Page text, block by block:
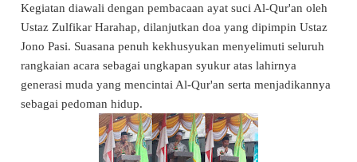
Kegiatan diawali dengan pembacaan ayat suci Al-Qur'an oleh
Ustaz Zulfikar Harahap, dilanjutkan doa yang dipimpin Ustaz
Jono Pasi. Suasana penuh kekhusyukan menyelimuti seluruh
rangkaian acara sebagai ungkapan syukur atas lahirnya
generasi muda yang mencintai Al-Qur'an serta menjadikannya
sebagai pedoman hidup.